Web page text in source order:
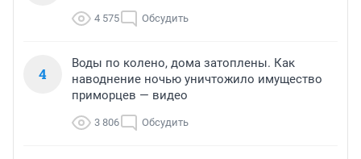
4 575 Обсудить
4
Воды по колено, дома затоплены. Как
наводнение ночью уничтожило имущество
приморцев — видео
3 806 Обсудить